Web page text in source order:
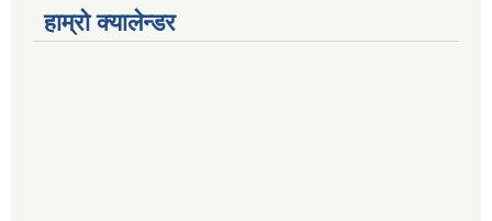
हाम्रो क्यालेन्डर